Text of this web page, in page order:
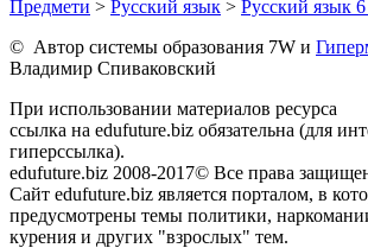
Предмети > Русский язык > Русский язык 6
© Автор системы образования 7W и
Владимир Спиваковский
При использовании материалов ресурса
ссылка на edufuture.biz обязательна (для
гиперссылка).
edufuture.biz 2008-2017© Все права
Сайт edufuture.biz является порталом, в
предусмотрены темы политики,
курения и других "взрослых" тем.